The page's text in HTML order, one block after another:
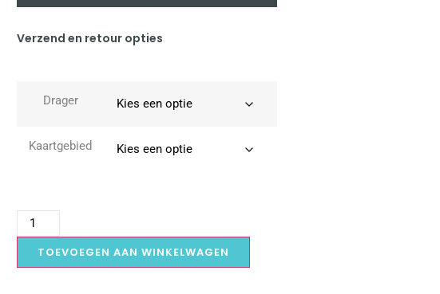
Verzend en retour opties
Drager
Kaartgebied
TOEVOEGEN AAN WINKELWAGEN